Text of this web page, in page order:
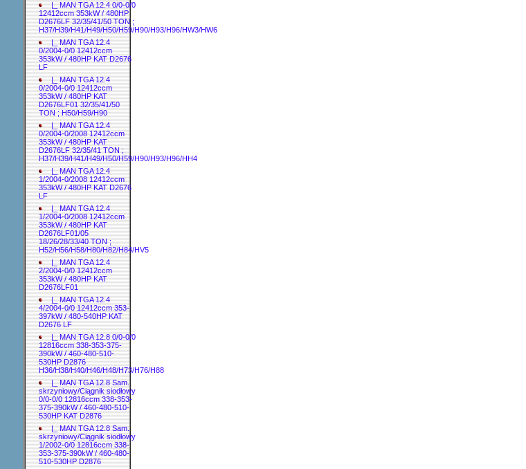
|_ MAN TGA 12.4 0/0-0/0
12412ccm 353kW / 480HP
D2676LF 32/35/41/50 TON ;
H37/H39/H41/H49/H50/H59/H90/H93/H96/HW3/HW6
|_ MAN TGA 12.4
0/2004-0/0 12412ccm
353kW / 480HP KAT D2676
LF
|_ MAN TGA 12.4
0/2004-0/0 12412ccm
353kW / 480HP KAT
D2676LF01 32/35/41/50
TON ; H50/H59/H90
|_ MAN TGA 12.4
0/2004-0/2008 12412ccm
353kW / 480HP KAT
D2676LF 32/35/41 TON ;
H37/H39/H41/H49/H50/H59/H90/H93/H96/HH4
|_ MAN TGA 12.4
1/2004-0/2008 12412ccm
353kW / 480HP KAT D2676
LF
|_ MAN TGA 12.4
1/2004-0/2008 12412ccm
353kW / 480HP KAT
D2676LF01/05
18/26/28/33/40 TON ;
H52/H56/H58/H80/H82/H84/HV5
|_ MAN TGA 12.4
2/2004-0/0 12412ccm
353kW / 480HP KAT
D2676LF01
|_ MAN TGA 12.4
4/2004-0/0 12412ccm 353-
397kW / 480-540HP KAT
D2676 LF
|_ MAN TGA 12.8 0/0-0/0
12816ccm 338-353-375-
390kW / 460-480-510-
530HP D2876
H36/H38/H40/H46/H48/H73/H76/H88
|_ MAN TGA 12.8 Sam.
skrzyniowy/Ciągnik siodłowy
0/0-0/0 12816ccm 338-353-
375-390kW / 460-480-510-
530HP KAT D2876
|_ MAN TGA 12.8 Sam.
skrzyniowy/Ciągnik siodłowy
1/2002-0/0 12816ccm 338-
353-375-390kW / 460-480-
510-530HP D2876